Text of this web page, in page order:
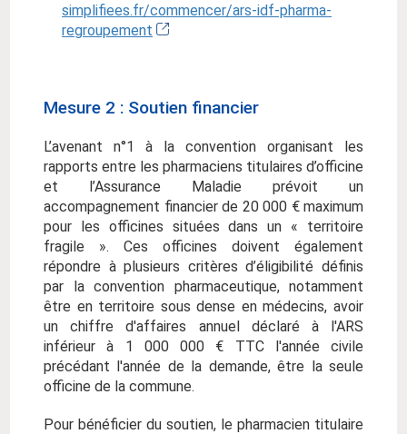
simplifiees.fr/commencer/ars-idf-pharma-
regroupement
Mesure 2 : Soutien financier
L’avenant n°1 à la convention organisant les
rapports entre les pharmaciens titulaires d’officine
et l’Assurance Maladie prévoit un
accompagnement financier de 20 000 € maximum
pour les officines situées dans un « territoire
fragile ». Ces officines doivent également
répondre à plusieurs critères d’éligibilité définis
par la convention pharmaceutique, notamment
être en territoire sous dense en médecins, avoir
un chiffre d'affaires annuel déclaré à l'ARS
inférieur à 1 000 000 € TTC l'année civile
précédant l'année de la demande, être la seule
officine de la commune.
Pour bénéficier du soutien, le pharmacien titulaire